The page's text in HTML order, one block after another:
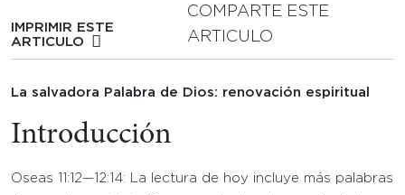
IMPRIMIR ESTE
ARTICULO
COMPARTE ESTE
ARTICULO
La salvadora Palabra de Dios: renovación espiritual
Introducción
Oseas 11:12—12:14: La lectura de hoy incluye más palabras